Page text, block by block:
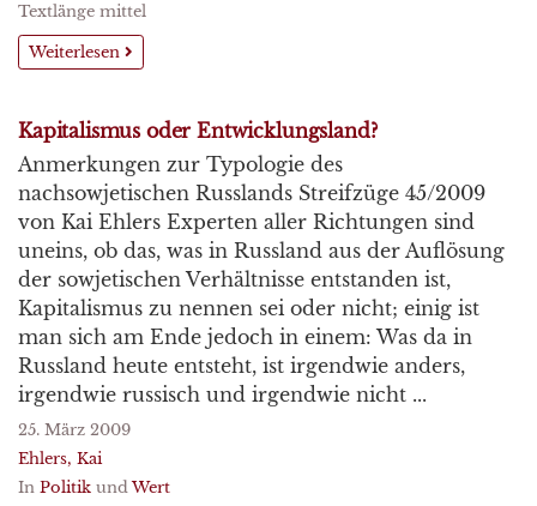
Textlänge mittel
Weiterlesen
Kapitalismus oder Entwicklungsland?
Anmerkungen zur Typologie des
nachsowjetischen Russlands Streifzüge 45/2009
von Kai Ehlers Experten aller Richtungen sind
uneins, ob das, was in Russland aus der Auflösung
der sowjetischen Verhältnisse entstanden ist,
Kapitalismus zu nennen sei oder nicht; einig ist
man sich am Ende jedoch in einem: Was da in
Russland heute entsteht, ist irgendwie anders,
irgendwie russisch und irgendwie nicht ...
25. März 2009
Ehlers, Kai
In Politik undWert